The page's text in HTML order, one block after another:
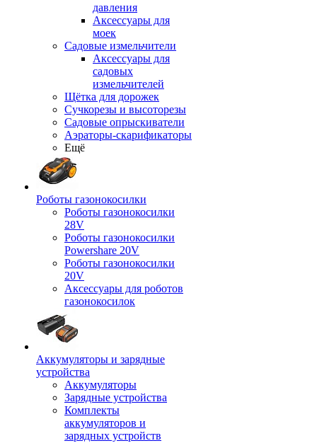
давления
Аксессуары для
моек
Садовые измельчители
Аксессуары для
садовых
измельчителей
Щётка для дорожек
Сучкорезы и высоторезы
Садовые опрыскиватели
Аэраторы-скарификаторы
Ещё
Роботы газонокосилки
Роботы газонокосилки
28V
Роботы газонокосилки
Powershare 20V
Роботы газонокосилки
20V
Аксессуары для роботов
газонокосилок
Аккумуляторы и зарядные
устройства
Аккумуляторы
Зарядные устройства
Комплекты
аккумуляторов и
зарядных устройств